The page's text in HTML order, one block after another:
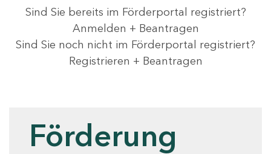
Sind Sie bereits im Förderportal registriert?
Anmelden + Beantragen
Sind Sie noch nicht im Förderportal registriert?
Registrieren + Beantragen
Förderung